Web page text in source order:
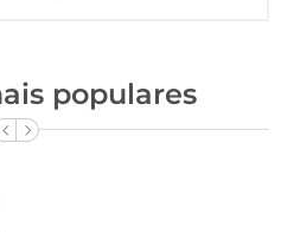
populares